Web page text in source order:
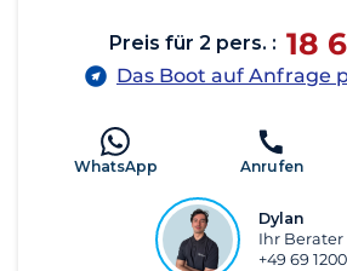
Preis für 2 pers. : 18
Das Boot auf Anfrage
WhatsApp Anrufen
Dylan
Ihr Berater
+49 69